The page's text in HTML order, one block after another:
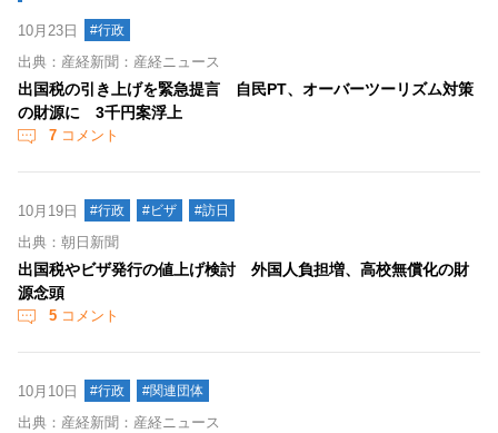
10月23日 #行政
出典：産経新聞：産経ニュース
出国税の引き上げを緊急提言 自民PT、オーバーツーリズム対策
の財源に 3千円案浮上
7 コメント
10月19日 #行政 #ビザ #訪日
出典：朝日新聞
出国税やビザ発行の値上げ検討 外国人負担増、高校無償化の財
源念頭
5 コメント
10月10日 #行政 #関連団体
出典：産経新聞：産経ニュース